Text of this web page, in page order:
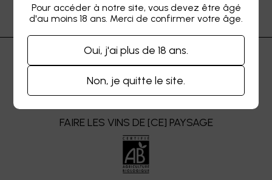
Pour accéder à notre site, vous devez être âgé
d'au moins 18 ans. Merci de confirmer votre âge.
Oui, j'ai plus de 18 ans.
Non, je quitte le site.
EN
FAIRE LES VINS DE [CE] PAYSAGE